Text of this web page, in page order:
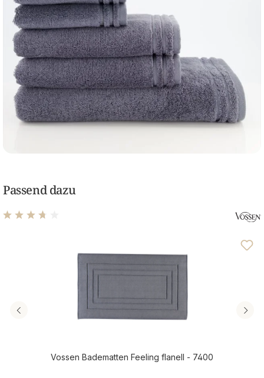
Passend dazu
Vossen Badematten Feeling flanell - 7400